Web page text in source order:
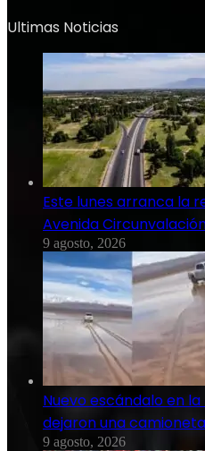
Ultimas Noticias
Este lunes arranca la
Avenida
9 agosto, 2026
Nuevo escándalo en
dejaron una
9 agosto, 2026